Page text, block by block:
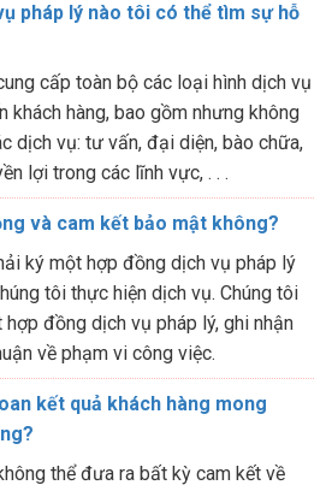
pháp lý nào tôi có thể tìm sự hỗ
cấp toàn bộ các loại hình dịch vụ
khách hàng, bao gồm nhưng không
dịch vụ: tư vấn, đại diện, bào chữa,
lợi trong các lĩnh vực, . . .
và cam kết bảo mật không?
ký một hợp đồng dịch vụ pháp lý
tôi thực hiện dịch vụ. Chúng tôi
đồng dịch vụ pháp lý, ghi nhận
về phạm vi công việc.
kết quả khách hàng mong
thể đưa ra bất kỳ cam kết về